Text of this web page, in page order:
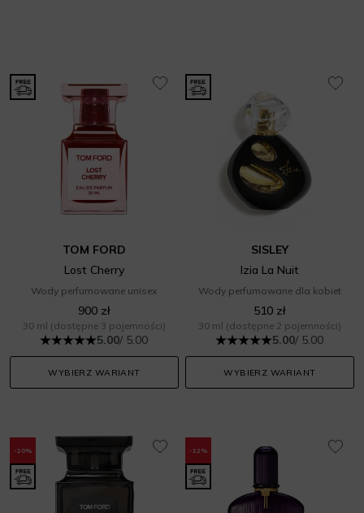
TOM FORD
Lost Cherry
Wody perfumowane unisex
900 zł
30 ml (dostępne 3 pojemności)
5.00/ 5.00
WYBIERZ WARIANT
SISLEY
Izia La Nuit
Wody perfumowane dla kobiet
510 zł
30 ml (dostępne 2 pojemności)
5.00/ 5.00
WYBIERZ WARIANT
-20% -12%